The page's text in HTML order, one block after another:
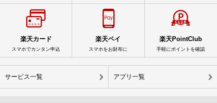
楽天カード
スマホでカンタン申込
楽天ペイ
スマホをお財布に
楽天PointClub
手軽にポイントを確認
サービス一覧 アプリ一覧